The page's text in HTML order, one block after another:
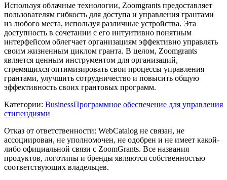
Используя облачные технологии, Zoomgrants предоставляет
пользователям гибкость для доступа и управления грантами
из любого места, используя различные устройства. Эта
доступность в сочетании с его интуитивно понятным
интерфейсом облегчает организациям эффективно управлять
своим жизненным циклом гранта. В целом, Zoomgrants
является ценным инструментом для организаций,
стремящихся оптимизировать свои процессы управления
грантами, улучшить сотрудничество и повысить общую
эффективность своих грантовых программ.
Категории: BusinessПрограммное обеспечение для управления
стипендиями
Отказ от ответственности: WebCatalog не связан, не
ассоциирован, не уполномочен, не одобрен и не имеет какой-
либо официальной связи с ZoomGrants. Все названия
продуктов, логотипы и бренды являются собственностью
соответствующих владельцев.